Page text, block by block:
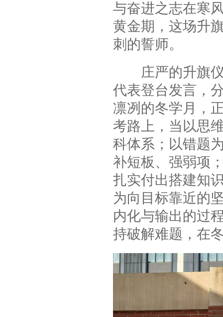
与奋进之志在寒
黄金期，这场升
刺的誓师。
庄严的升旗仪
代表登台发言，
凛冽的冬学月，
考路上，当以思
科体系；以错题
补短板、强弱项
扎实付出搭建知
为向目标靠近的
内化与输出的过
持破解难题，在